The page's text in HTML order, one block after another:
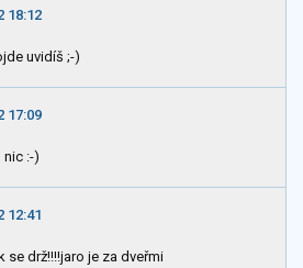
18:12
uvidíš ;-)
17:09
nic :-)
12:41
se drž!!!!jaro je za dveřmi